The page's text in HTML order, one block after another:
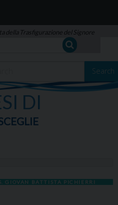
della Trasfigurazione del Signore
Search
DI
GIOVAN BATTISTA PICHIERRI